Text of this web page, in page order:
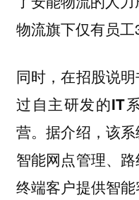
物流旗下仅有员工
同时，在招股说
过自主研发的IT
营。据介绍，该系
智能网点管理、
终端客户提供智